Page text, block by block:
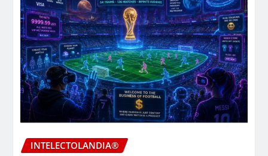
INTELECTOLANDIA®